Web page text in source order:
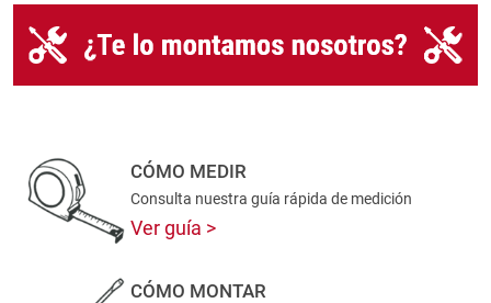
CÓMO MEDIR
Consulta nuestra guía rápida de medición
Ver guía
CÓMO MONTAR